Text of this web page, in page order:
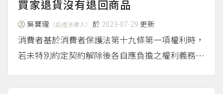
買家退貨沒有退回商品
吳寶瓏 （認證法律人） 於 2023-07-29 更新
消費者基於消費者保護法第十九條第一項權利時，
若未特別約定契約解除後各自應負擔之權利義務，
非買賣契約而是另一贈與契約，仍可能有聯立契約